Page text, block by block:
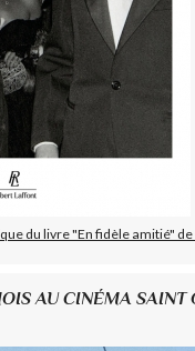
du livre "En fidèle amitié" de
AU CINÉMA SAINT